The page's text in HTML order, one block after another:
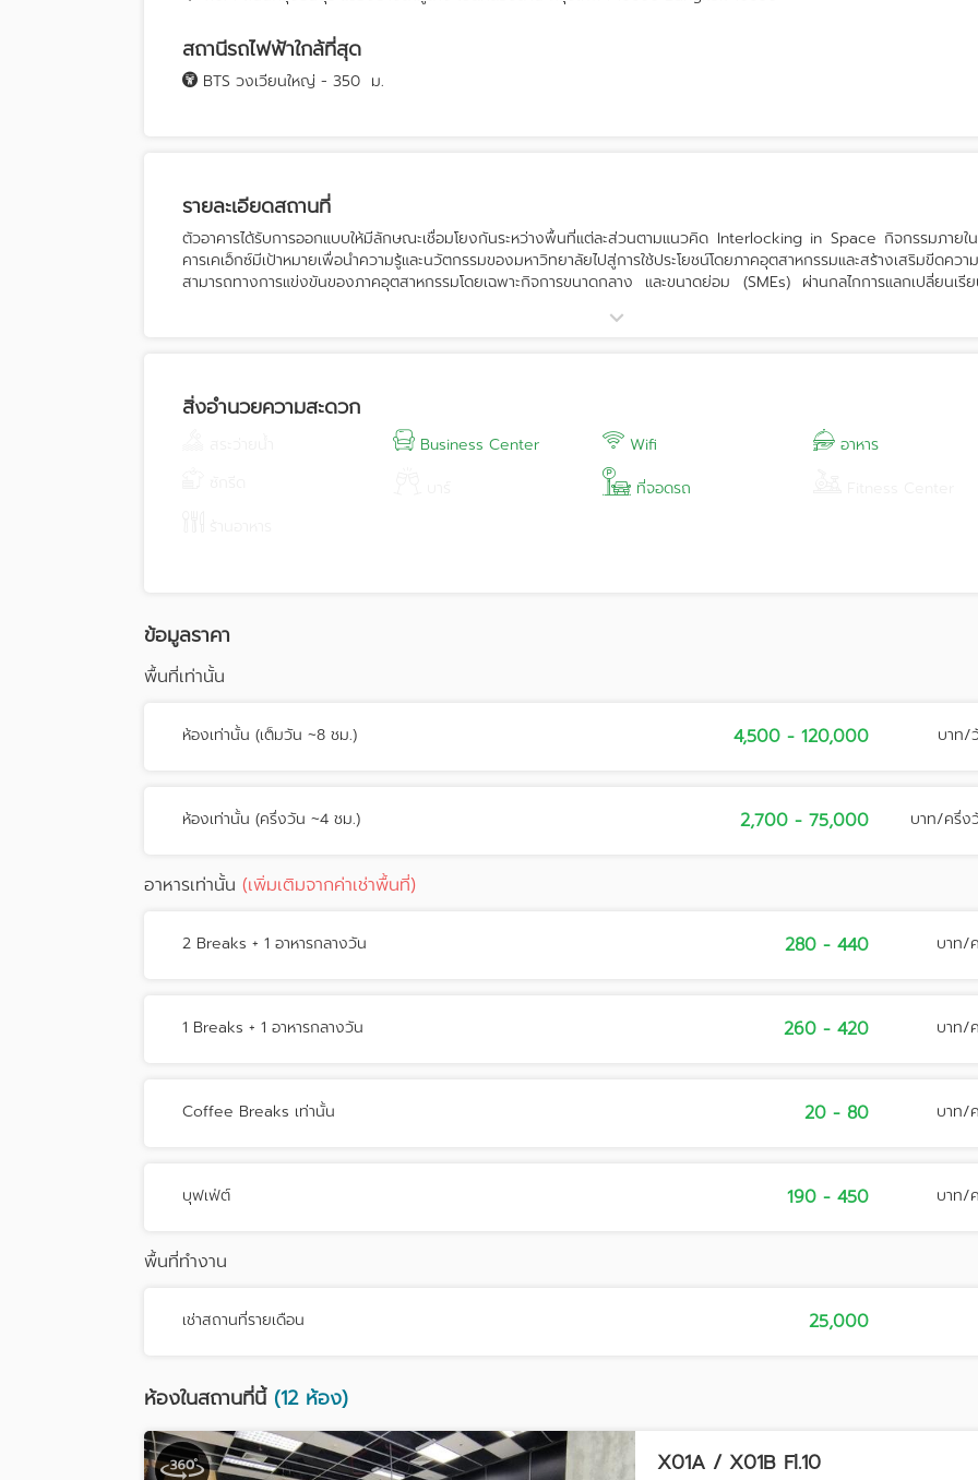
สถานีรถไฟฟ้าใกล้ที่สุด
BTS วงเวียนใหญ่ - 350 ม.
รายละเอียดสถานที่
ตัวอาคารได้รับการออกแบบให้มีลักษณะเชื่อมโยงกันระหว่างพื้นที่แต่ละส่วนตามแนวคิด Interlocking in Space กิจกรรมภายใ
คารเคเอ็กซ์มีเป้าหมายเพื่อนำความรู้และนวัตกรรมของมหาวิทยาลัยไปสู่การใช้ประโยชน์โดยภาคอุตสาหกรรมและสร้างเสริมขีดความ
สามารถทางการแข่งขันของภาคอุตสาหกรรมโดยเฉพาะกิจการขนาดกลาง และขนาดย่อม (SMEs) ผ่านกลไกการแลกเปลี่ยนเรี
(Industry Cluster) นอกจากนี้ยังมีพื้นที่สำหรับบ่มเพาะนวตกิจ (Startup companies) เพื่อส่งเสริมการพัฒนาเศรษฐกิจ
สิ่งอำนวยความสะดวก
Business Center Wifi
อาหาร
ที่จอดรถ
ข้อมูลราคา
พื้นที่เท่านั้น
ห้องเท่านั้น (เต็มวัน ~8 ชม.) 4,500 - 120,000 บาท/
ห้องเท่านั้น (ครึ่งวัน ~4 ชม.) 2,700 - 75,000 บาท/ครึ่ง
อาหารเท่านั้น (เพิ่มเติมจากค่าเช่าพื้นที่)
2 Breaks + 1 อาหารกลางวัน 280 - 440 บาท/
1 Breaks + 1 อาหารกลางวัน 260 - 420 บาท/
Coffee Breaks เท่านั้น 20 - 80 บาท/
บุฟเฟ่ต์ 190 - 450 บาท/
พื้นที่ทำงาน
เช่าสถานที่รายเดือน 25,000
ห้องในสถานที่นี้(12 ห้อง)
X01A / X01B Fl.10